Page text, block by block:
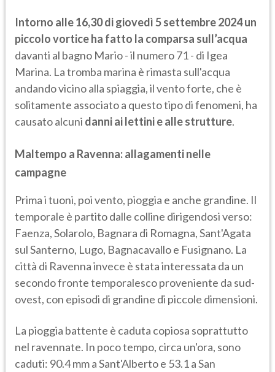
Intorno alle 16,30 di giovedì 5 settembre 2024 un
piccolo vortice ha fatto la comparsa sull’acqua
davanti al bagno Mario - il numero 71 - di Igea
Marina. La tromba marina è rimasta sull'acqua
andando vicino alla spiaggia, il vento forte, che è
solitamente associato a questo tipo di fenomeni, ha
causato alcuni danni ai lettini e alle strutture.
Maltempo a Ravenna: allagamenti nelle
campagne
Prima i tuoni, poi vento, pioggia e anche grandine. Il
temporale è partito dalle colline dirigendosi verso:
Faenza, Solarolo, Bagnara di Romagna, Sant'Agata
sul Santerno, Lugo, Bagnacavallo e Fusignano. La
città di Ravenna invece è stata interessata da un
secondo fronte temporalesco proveniente da sud-
ovest, con episodi di grandine di piccole dimensioni.
La pioggia battente è caduta copiosa soprattutto
nel ravennate. In poco tempo, circa un'ora, sono
caduti: 90.4 mm a Sant'Alberto e 53.1 a San